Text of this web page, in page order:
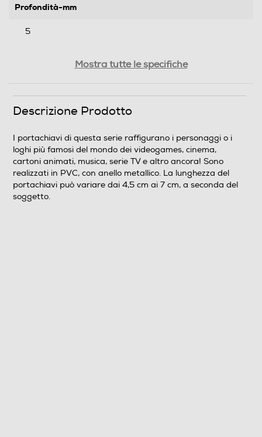
Profondità-mm
5
Informazioni sulla sicurezza del prodotto
Clicca qui
Mostra tutte le specifiche
Descrizione Prodotto
I portachiavi di questa serie raffigurano i personaggi o i
loghi più famosi del mondo dei videogames, cinema,
cartoni animati, musica, serie TV e altro ancora! Sono
realizzati in PVC, con anello metallico. La lunghezza del
portachiavi può variare dai 4,5 cm ai 7 cm, a seconda del
soggetto.